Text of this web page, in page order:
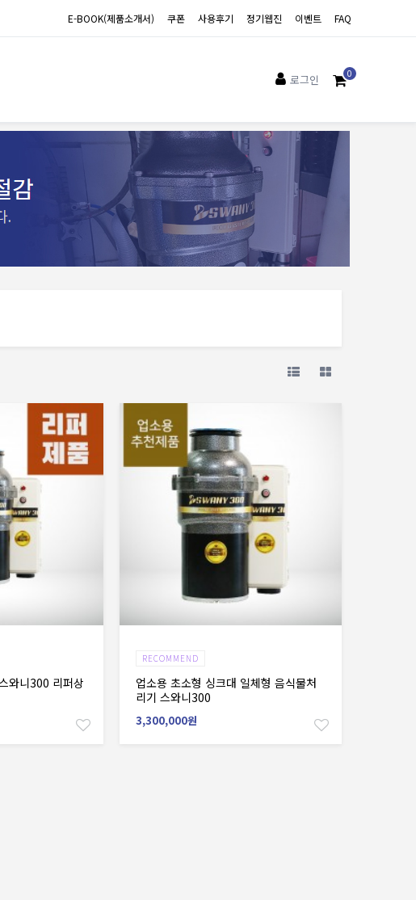
FAQ
이벤트
정기웹진
사용후기
쿠폰
E-BOOK(제품소개서)
로그인 0
와니300 리퍼상
RECOMMEND
업소용 초소형 싱크대 일체형 음식물처
리기 스와니300
3,300,000원